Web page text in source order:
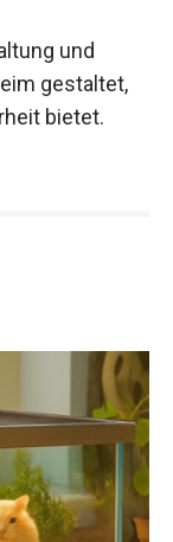
und
gestaltet,
bietet.